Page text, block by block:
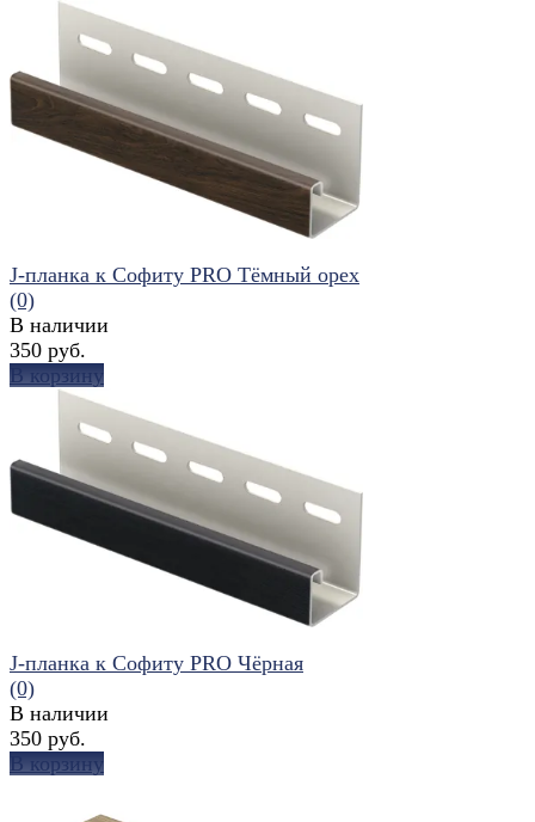
избранное сравнить
избранное сравнить
J-планка к Софиту PRO Тёмный орех
(0)
В наличии
350 руб.
В корзину
J-планка к Софиту PRO Чёрная
(0)
В наличии
350 руб.
В корзину